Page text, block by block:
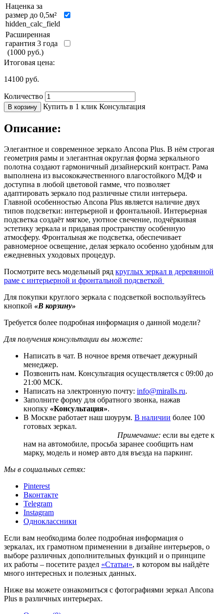
Наценка за
размер до 0,5м²
hidden_calc_field
Расширенная
гарантия 3 года
(1000 руб.)
Итоговая цена:
14100 руб.
Количество
В корзину Купить в 1 клик Консультация
Описание:
Элегантное и современное зеркало Ancona Plus. В нём строгая
геометрия рамы и элегантная округлая форма зеркального
полотна создают гармоничный дизайнерский контраст. Рама
выполнена из высококачественного влагостойкого МДФ и
доступна в любой цветовой гамме, что позволяет
адаптировать зеркало под различные стили интерьера.
Главной особенностью Ancona Plus является наличие двух
типов подсветки: интерьерной и фронтальной. Интерьерная
подсветка создаёт мягкое, уютное свечение, подчёркивая
эстетику зеркала и придавая пространству особенную
атмосферу. Фронтальная же подсветка, обеспечивает
равномерное освещение, делая зеркало особенно удобным для
ежедневных уходовых процедур.
Посмотрите весь модельный ряд круглых зеркал в деревянной
раме с интерьерной и фронтальной подсветкой
Для покупки круглого зеркала с подсветкой воспользуйтесь
кнопкой «В корзину»
Требуется более подробная информация о данной модели?
Для получения консультации вы можете:
Написать в чат. В ночное время отвечает дежурный
менеджер.
Позвонить нам. Консультация осуществляется с 09:00 до
21:00 МСК.
Написать на электронную почту: info@miralls.ru.
Заполните форму для обратного звонка, нажав
кнопку «Консультация».
В Москве работает наш шоурум. В наличии более 100
готовых зеркал.
Примечание: если вы едете к
нам на автомобиле, просьба заранее сообщить нам
марку, модель и номер авто для въезда на паркинг.
Мы в социальных сетях:
Pinterest
Вконтакте
Telegram
Instagram
Одноклассники
Если вам необходима более подробная информация о
зеркалах, их грамотном применении в дизайне интерьеров, о
выборе различных дополнительных функций и о принципе
их работы – посетите раздел «Статьи», в котором вы найдёте
много интересных и полезных данных.
Ниже вы можете ознакомиться с фотографиями зеркал Ancona
Plus в различных интерьерах.